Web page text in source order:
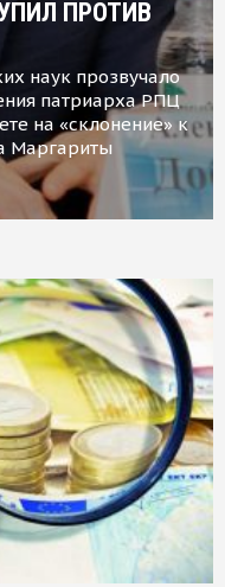
ПРОТИВ
наук прозвучало
патриарха РПЦ
на «склонение» к
Маргариты